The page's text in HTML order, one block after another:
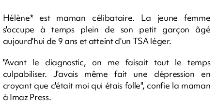
Hélène* est maman célibataire. La jeune femme
s'occupe à temps plein de son petit garçon âgé
aujourd'hui de 9 ans et atteint d'un TSA léger.
"Avant le diagnostic, on me faisait tout le temps
culpabiliser. J'avais même fait une dépression en
croyant que c'était moi qui étais folle", confie la maman
à Imaz Press.